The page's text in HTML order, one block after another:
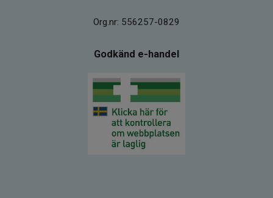
Org.nr: 556257-0829
Godkänd e-handel